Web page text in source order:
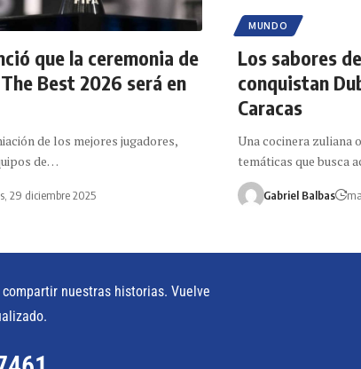
que la ceremonia de
Best 2026 será en
de los mejores jugadores,
de…
29 diciembre 2025
MUNDO
Los sabores
conquistan
Caracas
Una cocinera zuliana
temáticas que busca
Gabriel Balbas
nuestras historias. Vuelve